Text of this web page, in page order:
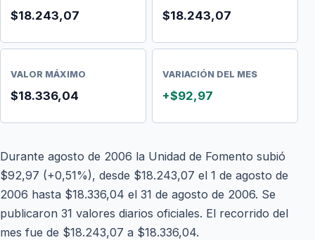
$18.243,07 $18.243,07
VALOR MÁXIMO
$18.336,04
VARIACIÓN DEL MES
+$92,97
Durante agosto de 2006 la Unidad de Fomento subió
$92,97 (+0,51%), desde $18.243,07 el 1 de agosto de
2006 hasta $18.336,04 el 31 de agosto de 2006. Se
publicaron 31 valores diarios oficiales. El recorrido del
mes fue de $18.243,07 a $18.336,04.